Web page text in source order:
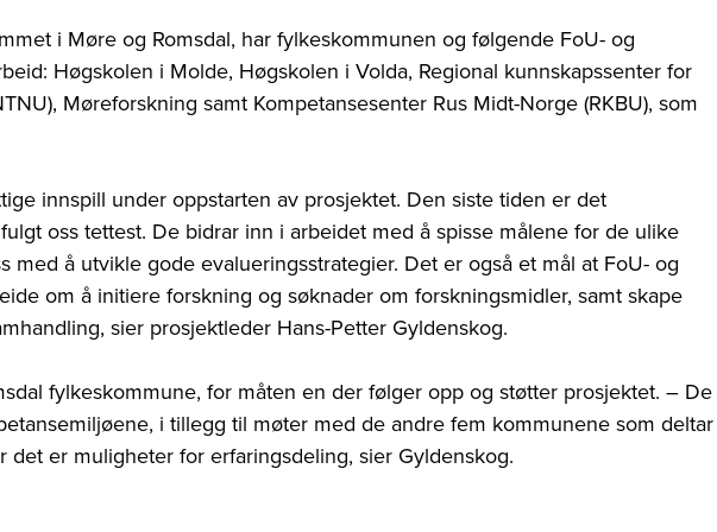
i Møre og Romsdal, har fylkeskommunen og følgende FoU- og
Høgskolen i Molde, Høgskolen i Volda, Regional kunnskapssenter for
Møreforskning samt Kompetansesenter Rus Midt-Norge (RKBU), som
innspill under oppstarten av prosjektet. Den siste tiden er det
oss tettest. De bidrar inn i arbeidet med å spisse målene for de ulike
med å utvikle gode evalueringsstrategier. Det er også et mål at FoU- og
om å initiere forskning og søknader om forskningsmidler, samt skape
sier prosjektleder Hans-Petter Gyldenskog.
fylkeskommune, for måten en der følger opp og støtter prosjektet. – De
i tillegg til møter med de andre fem kommunene som
er muligheter for erfaringsdeling, sier Gyldenskog.